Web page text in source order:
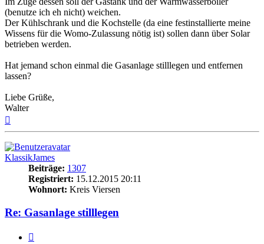
(benutze ich eh nicht) weichen.
Der Kühlschrank und die Kochstelle (da eine festinstallierte meine
Wissens für die Womo-Zulassung nötig ist) sollen dann über Solar
betrieben werden.
Hat jemand schon einmal die Gasanlage stilllegen und entfernen
lassen?
Liebe Grüße,
Walter
KlassikJames
Beiträge: 1307
Registriert: 15.12.2015 20:11
Wohnort: Kreis Viersen
Re: Gasanlage stilllegen